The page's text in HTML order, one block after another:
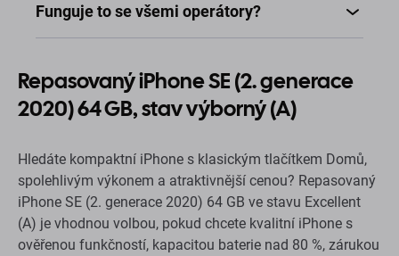
Funguje to se všemi operátory?
Repasovaný iPhone SE (2. generace
2020) 64 GB, stav výborný (A)
Hledáte kompaktní iPhone s klasickým tlačítkem Domů,
spolehlivým výkonem a atraktivnější cenou? Repasovaný
iPhone SE (2. generace 2020) 64 GB ve stavu Excellent
(A) je vhodnou volbou, pokud chcete kvalitní iPhone s
ověřenou funkčností, kapacitou baterie nad 80 %, zárukou